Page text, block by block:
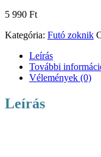
5 990 Ft
Kategória: Futó zoknik
Leírás
További
Vélemények (0)
Leírás